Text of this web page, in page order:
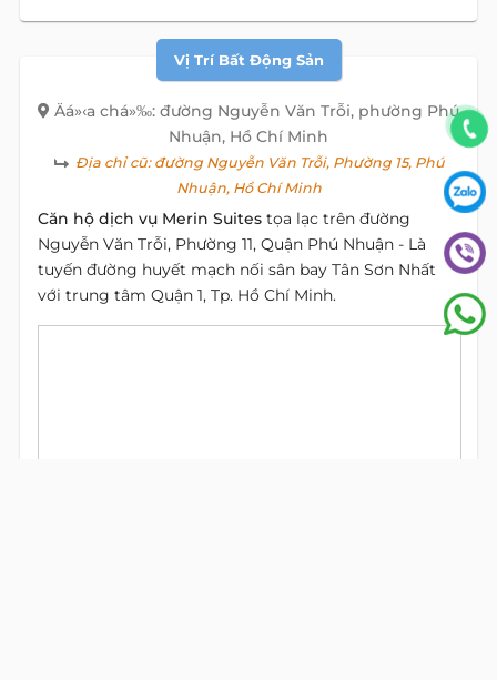
Vị Trí Bất Động Sản
Äá»‹a chá»‰: đường Nguyễn Văn Trỗi, phường Phú
Nhuận, Hồ Chí Minh
Địa chỉ cũ:đường Nguyễn Văn Trỗi, Phường 15, Phú
Nhuận, Hồ Chí Minh
Căn hộ dịch vụ Merin Suites tọa lạc trên đường
Nguyễn Văn Trỗi, Phường 11, Quận Phú Nhuận - Là
tuyến đường huyết mạch nối sân bay Tân Sơn Nhất
với trung tâm Quận 1, Tp. Hồ Chí Minh.